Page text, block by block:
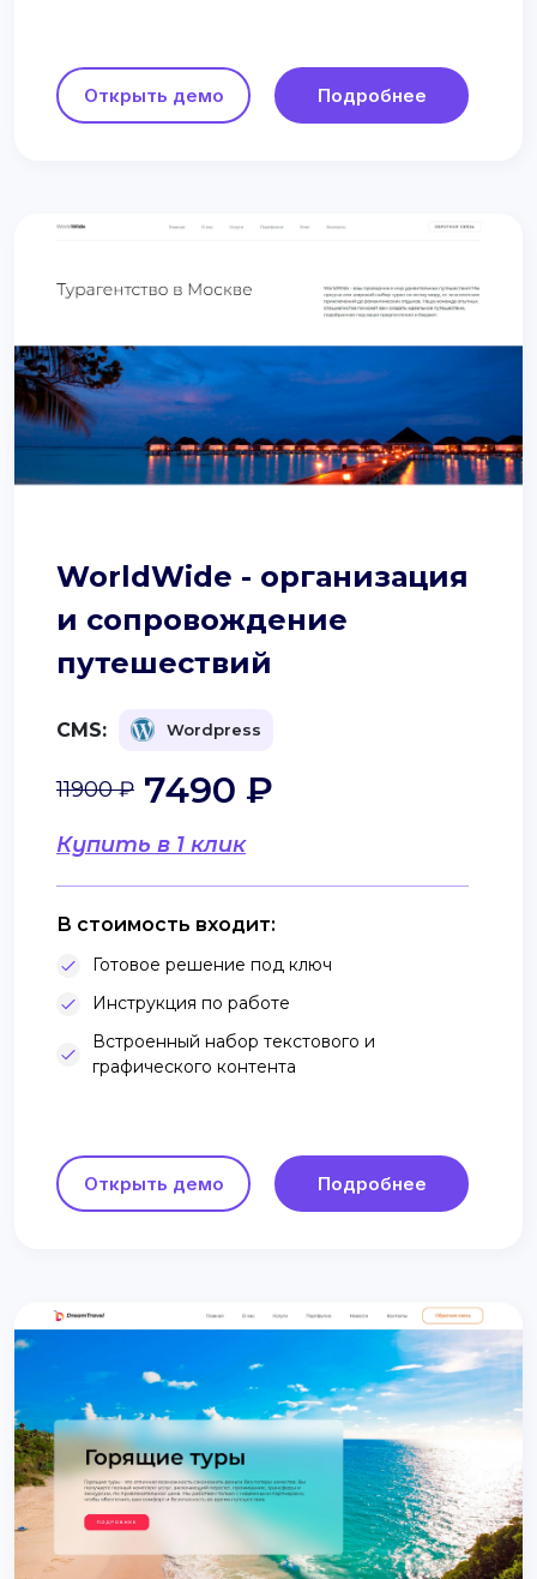
Открыть демо Подробнее
WorldWide - организация
и сопровождение
путешествий
CMS: Wordpress
Купить в 1 клик
11900 ₽ 7490 ₽
В стоимость входит:
Готовое решение под ключ
Инструкция по работе
Встроенный набор текстового и
графического контента
Открыть демо Подробнее